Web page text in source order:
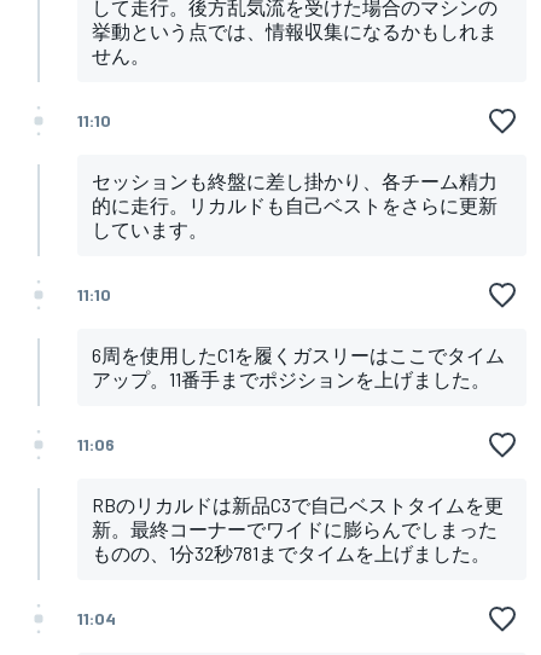
して走行。後方乱気流を受けた場合のマシンの
挙動という点では、情報収集になるかもしれま
せん。
11:10
セッションも終盤に差し掛かり、各チーム精力
的に走行。リカルドも自己ベストをさらに更新
しています。
11:10
6周を使用したC1を履くガスリーはここでタイム
アップ。11番手までポジションを上げました。
11:06
RBのリカルドは新品C3で自己ベストタイムを更
新。最終コーナーでワイドに膨らんでしまった
ものの、1分32秒781までタイムを上げました。
11:04